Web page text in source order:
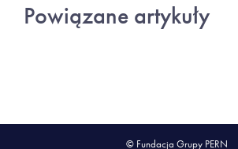
Powiązane artykuły
© Fundacja Grupy PERN